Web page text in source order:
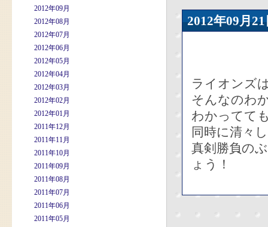
2012年09月
2012年08月
2012年07月
2012年06月
2012年05月
2012年04月
2012年03月
2012年02月
2012年01月
2011年12月
2011年11月
2011年10月
2011年09月
2011年08月
2011年07月
2011年06月
2011年05月
2012年09
ライオンズ
そんなのわ
わかってて
同時に清々
真剣勝負の
ょう！